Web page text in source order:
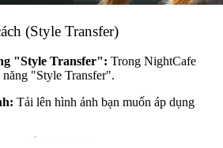
(Style Transfer)
"Style Transfer": Trong NightCafe
"Style Transfer".
Tải lên hình ảnh bạn muốn áp dụng